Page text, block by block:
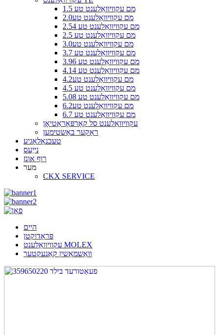
1.5 מם עקוויוואַלענט טע
2.0מם עקוויוואַלענט טע
2.54 מם עקוויוואַלענט טע
2.5 מם עקוויוואַלענט טע
3.0מם עקוויוואַלענט טע
3.7 מם עקוויוואַלענט טע
3.96 מם עקוויוואַלענט טע
4.14 מם עקוויוואַלענט טע
4.2מם עקוויוואַלענט טע
4.5 מם עקוויוואַלענט טע
5.08 מם עקוויוואַלענט טע
6.2מם עקוויוואַלענט טע
6.7 מם עקוויוואַלענט טע
עקוויוואַלענט סל קאָרפּאָראַטיאָן
ראַקער באַשטימען
טעכנאָלאָגיע
נייַעס
רוף אונז
מער
CKX SERVICE
היים
פּראָדוקטן
עקוויוואַלענט MOLEX
וואַשמאַשין קאַנעקטער